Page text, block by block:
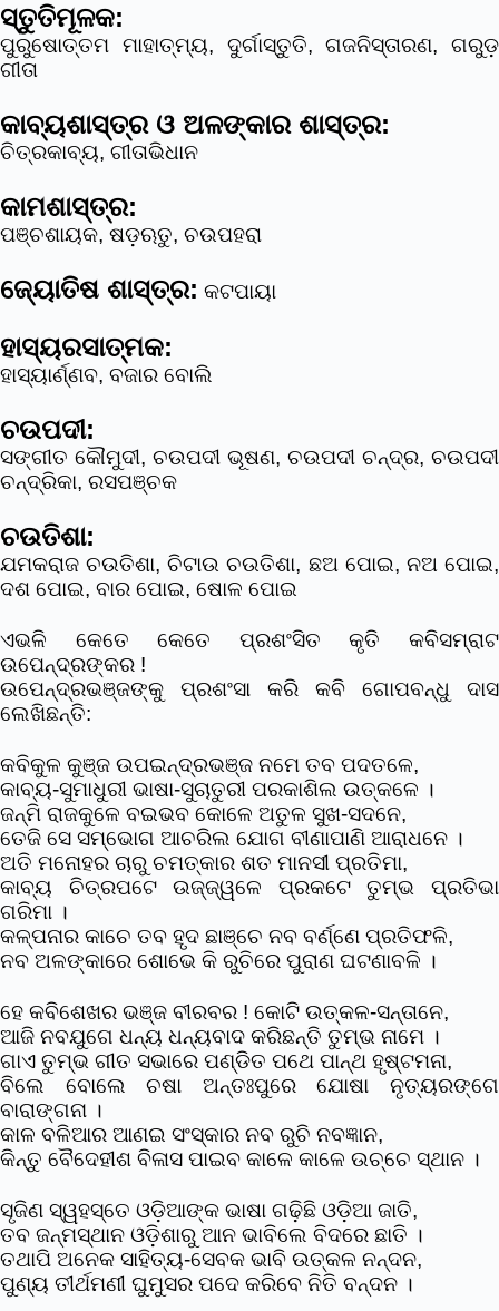
ସ୍ତୁତିମୂଳକ:
ପୁରୁଷୋତ୍ତମ ମାହାତ୍ମ୍ୟ, ଦୁର୍ଗାସ୍ତୁତି, ଗଜନିସ୍ତାରଣ, ଗରୁଡ଼
ଗୀତା
କାବ୍ୟଶାସ୍ତ୍ର ଓ ଅଳଙ୍କାର ଶାସ୍ତ୍ର:
ଚିତ୍ରକାବ୍ୟ, ଗୀତାଭିଧାନ
କାମଶାସ୍ତ୍ର:
ପଞ୍ଚଶାୟକ, ଷଡ଼ଋତୁ, ଚଉପହରା
ଜ୍ୟୋତିଷ ଶାସ୍ତ୍ର: କଟପାୟା
ହାସ୍ୟରସାତ୍ମକ:
ହାସ୍ୟାର୍ଣ୍ଣବ, ବଜାର ବୋଲି
ଚଉପଦୀ:
ସଙ୍ଗୀତ କୌମୁଦୀ, ଚଉପଦୀ ଭୂଷଣ, ଚଉପଦୀ ଚନ୍ଦ୍ର, ଚଉପଦୀ
ଚନ୍ଦ୍ରିକା, ରସପଞ୍ଚକ
ଚଉତିଶା:
ଯମକରାଜ ଚଉତିଶା, ଚିଟାଉ ଚଉତିଶା, ଛଅ ପୋଇ, ନଅ ପୋଇ,
ଦଶ ପୋଇ, ବାର ପୋଇ, ଷୋଳ ପୋଇ
ଏଭଳି କେତେ କେତେ ପ୍ରଶଂସିତ କୃତି କବିସମ୍ରାଟ
ଉପେନ୍ଦ୍ରଙ୍କର !
ଉପେନ୍ଦ୍ରଭଞ୍ଜଙ୍କୁ ପ୍ରଶଂସା କରି କବି ଗୋପବନ୍ଧୁ ଦାସ
ଲେଖିଛନ୍ତି:
କବିକୁଳ କୁଞ୍ଜ ଉପଇନ୍ଦ୍ରଭଞ୍ଜ ନମେ ତବ ପଦତଳେ,
କାବ୍ୟ-ସୁମାଧୁରୀ ଭାଷା-ସୁଚାତୁରୀ ପରକାଶିଲ ଉତ୍କଳେ ।
ଜନ୍ମି ରାଜକୁଳେ ବଇଭବ କୋଳେ ଅତୁଳ ସୁଖ-ସଦନେ,
ତେଜି ସେ ସମ୍ଭୋଗ ଆଚରିଲ ଯୋଗ ବୀଣାପାଣି ଆରାଧନେ ।
ଅତି ମନୋହର ଚାରୁ ଚମତ୍କାର ଶତ ମାନସୀ ପ୍ରତିମା,
କାବ୍ୟ ଚିତ୍ରପଟେ ଉଜ୍ଜ୍ୱଳେ ପ୍ରକଟେ ତୁମ୍ଭ ପ୍ରତିଭା
ଗରିମା ।
କଳ୍ପନାର କାଚେ ତବ ହୃଦ ଛାଞ୍ଚେ ନବ ବର୍ଣ୍ଣେ ପ୍ରତିଫଳି,
ନବ ଅଳଙ୍କାରେ ଶୋଭେ କି ରୁଚିରେ ପୁରାଣ ଘଟଣାବଳି ।
ହେ କବିଶେଖର ଭଞ୍ଜ ବୀରବର ! କୋଟି ଉତ୍କଳ-ସନ୍ତାନେ,
ଆଜି ନବଯୁଗେ ଧନ୍ୟ ଧନ୍ୟବାଦ କରିଛନ୍ତି ତୁମ୍ଭ ନାମେ ।
ଗାଏ ତୁମ୍ଭ ଗୀତ ସଭାରେ ପଣ୍ଡିତ ପଥେ ପାନ୍ଥ ହୃଷ୍ଟମନା,
ବିଲେ ବୋଲେ ଚଷା ଅନ୍ତଃପୁରେ ଯୋଷା ନୃତ୍ୟରଙ୍ଗେ
ବାରାଙ୍ଗନା ।
କାଳ ବଳିଆର ଆଣଇ ସଂସ୍କାର ନବ ରୁଚି ନବଜ୍ଞାନ,
କିନ୍ତୁ ବୈଦେହୀଶ ବିଳାସ ପାଇବ କାଳେ କାଳେ ଉଚ୍ଚେ ସ୍ଥାନ ।
ସୃଜିଣ ସ୍ୱହସ୍ତେ ଓଡ଼ିଆଙ୍କ ଭାଷା ଗଢ଼ିଛି ଓଡ଼ିଆ ଜାତି,
ତବ ଜନ୍ମସ୍ଥାନ ଓଡ଼ିଶାରୁ ଆନ ଭାବିଲେ ବିଦରେ ଛାତି ।
ତଥାପି ଅନେକ ସାହିତ୍ୟ-ସେବକ ଭାବି ଉତ୍କଳ ନନ୍ଦନ,
ପୁଣ୍ୟ ତୀର୍ଥମଣୀ ଘୁମୁସର ପଦେ କରିବେ ନିତି ବନ୍ଦନ ।